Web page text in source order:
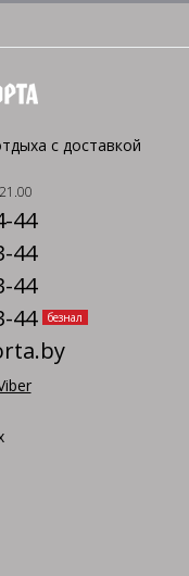
с доставкой
44
44
44
44
безнал